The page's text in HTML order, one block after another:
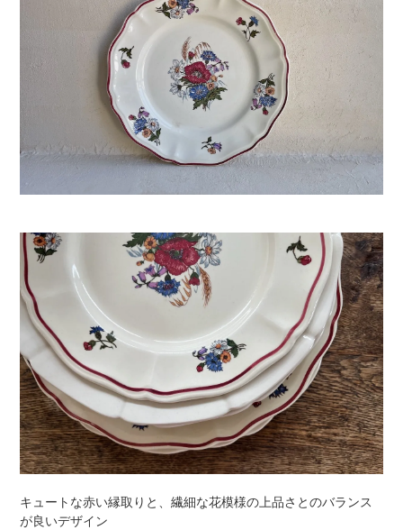
キュートな赤い縁取りと、繊細な花模様の上品さとのバランス
が良いデザイン